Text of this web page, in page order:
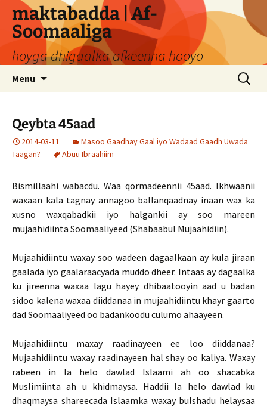
Skip
content
maktabadda | Af-
Soomaaliga
hoyga dhigaalka afkeenna hooyo
Menu
Search
for:
Qeybta 45aad
2014-03-11
Masoo Gaadhay Gaal iyo Wadaad Gaadh Uwada
Taagan?
Abuu Ibraahiim
Bismillaahi wabacdu. Waa qormadeennii 45aad. Ikhwaanii
waxaan kala tagnay annagoo ballanqaadnay inaan wax ka
xusno waxqabadkii iyo halgankii ay soo mareen
mujaahidiinta Soomaaliyeed (Shabaabul Mujaahidiin).
Mujaahidiintu waxay soo wadeen dagaalkaan ay kula jiraan
gaalada iyo gaalaraacyada muddo dheer. Intaas ay dagaalka
ku jireenna waxaa lagu hayey dhibaatooyin aad u badan
sidoo kalena waxaa diiddanaa in mujaahidiintu khayr gaarto
dad Soomaaliyeed oo badankoodu culumo ahaayeen.
Mujaahidiintu maxay raadinayeen ee loo diiddanaa?
Mujaahidiintu waxay raadinayeen hal shay oo kaliya. Waxay
rabeen in la helo dawlad Islaami ah oo shacabka
Muslimiinta ah u khidmaysa. Haddii la helo dawlad ku
dhaqmaysa shareecada Islaamka waxay bulshadu helaysaa